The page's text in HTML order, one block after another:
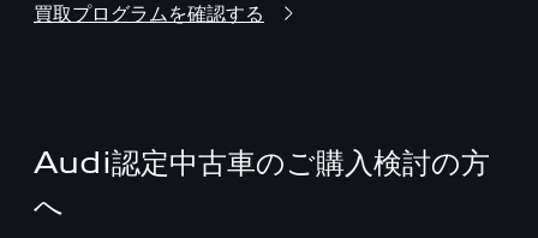
買取プログラムを確認する
Audi認定中古車のご購入検討の方
へ